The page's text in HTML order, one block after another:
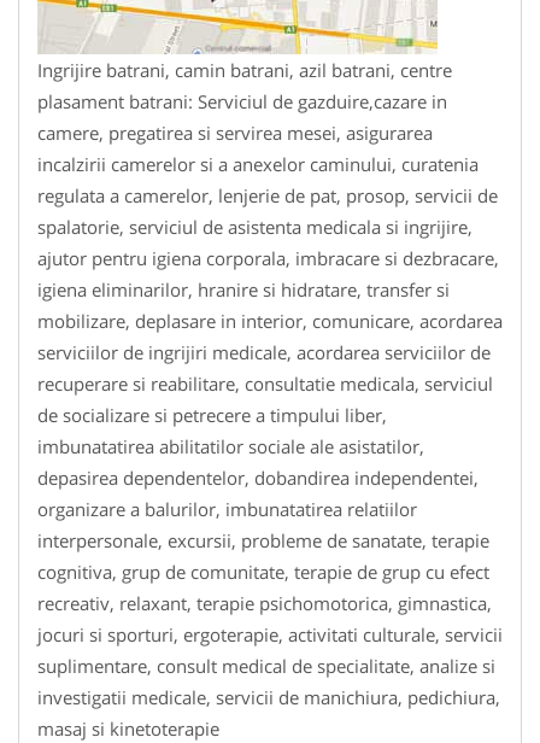
Ingrijire batrani, camin batrani, azil batrani, centre
plasament batrani: Serviciul de gazduire,cazare in
camere, pregatirea si servirea mesei, asigurarea
incalzirii camerelor si a anexelor caminului, curatenia
regulata a camerelor, lenjerie de pat, prosop, servicii de
spalatorie, serviciul de asistenta medicala si ingrijire,
ajutor pentru igiena corporala, imbracare si dezbracare,
igiena eliminarilor, hranire si hidratare, transfer si
mobilizare, deplasare in interior, comunicare, acordarea
serviciilor de ingrijiri medicale, acordarea serviciilor de
recuperare si reabilitare, consultatie medicala, serviciul
de socializare si petrecere a timpului liber,
imbunatatirea abilitatilor sociale ale asistatilor,
depasirea dependentelor, dobandirea independentei,
organizare a balurilor, imbunatatirea relatiilor
interpersonale, excursii, probleme de sanatate, terapie
cognitiva, grup de comunitate, terapie de grup cu efect
recreativ, relaxant, terapie psichomotorica, gimnastica,
jocuri si sporturi, ergoterapie, activitati culturale, servicii
suplimentare, consult medical de specialitate, analize si
investigatii medicale, servicii de manichiura, pedichiura,
masaj si kinetoterapie